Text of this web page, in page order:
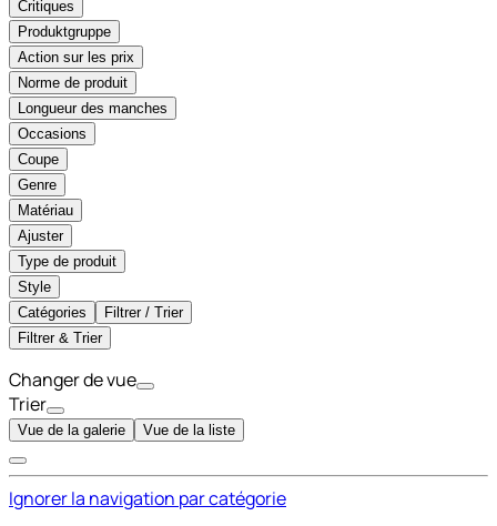
Critiques
Produktgruppe
Action sur les prix
Norme de produit
Longueur des manches
Occasions
Coupe
Genre
Matériau
Ajuster
Type de produit
Style
Catégories
Filtrer / Trier
Filtrer & Trier
Changer de vue
Trier
Vue de la galerie Vue de la liste
Ignorer la navigation par catégorie